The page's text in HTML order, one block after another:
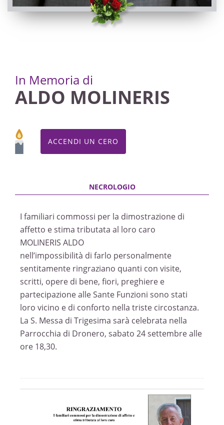
In Memoria di
ALDO MOLINERIS
ACCENDI UN CERO
I familiari commossi per la dimostrazione di
affetto e stima tributata al loro caro
MOLINERIS ALDO
nell’impossibilità di farlo personalmente
sentitamente ringraziano quanti con visite,
scritti, opere di bene, fiori, preghiere e
partecipazione alle Sante Funzioni sono stati
loro vicino e di conforto nella triste circostanza.
La S. Messa di Trigesima sarà celebrata nella
Parrocchia di Dronero, sabato 24 settembre alle
ore 18,30.
Dronero, Chiesa Parrocchiale di Dronero - Santi
Andrea e Ponzio